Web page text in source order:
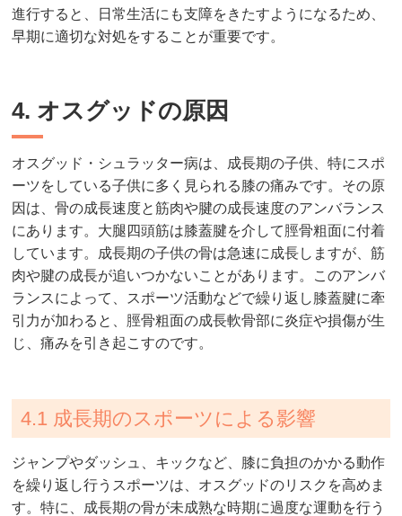
進行すると、日常生活にも支障をきたすようになるため、
早期に適切な対処をすることが重要です。
4. オスグッドの原因
オスグッド・シュラッター病は、成長期の子供、特にスポ
ーツをしている子供に多く見られる膝の痛みです。その原
因は、骨の成長速度と筋肉や腱の成長速度のアンバランス
にあります。大腿四頭筋は膝蓋腱を介して脛骨粗面に付着
しています。成長期の子供の骨は急速に成長しますが、筋
肉や腱の成長が追いつかないことがあります。このアンバ
ランスによって、スポーツ活動などで繰り返し膝蓋腱に牽
引力が加わると、脛骨粗面の成長軟骨部に炎症や損傷が生
じ、痛みを引き起こすのです。
4.1 成長期のスポーツによる影響
ジャンプやダッシュ、キックなど、膝に負担のかかる動作
を繰り返し行うスポーツは、オスグッドのリスクを高めま
す。特に、成長期の骨が未成熟な時期に過度な運動を行う